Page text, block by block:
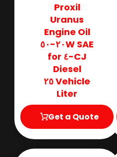
Proxil
Uranus
Engine Oil
SAE ٢٠W-٥٠
CJ-٤ for
Diesel
Vehicle ٢٥
Liter
Get a Quote